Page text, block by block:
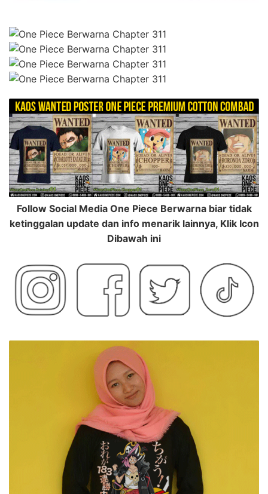
Follow Social Media One Piece Berwarna biar tidak
ketinggalan update dan info menarik lainnya, Klik Icon
Dibawah ini